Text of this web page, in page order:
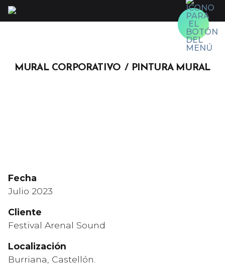
Skip
MURAL CORPORATIVO PINTURA MURAL
Fecha
Julio 2023
Cliente
Festival Arenal Sound
Localización
Burriana, Castellón.